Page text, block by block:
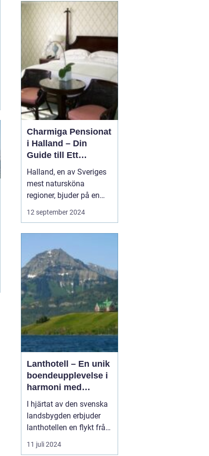
och kulturella
upplevelser. Genom att
välja en resa baserad på
ett tema kan man upp...
Charmiga Pensionat
i Halland – Din
Guide till Ett
Bekymmersfritt
Getaway
Halland, en av Sveriges
mest natursköna
regioner, bjuder på en
perfekt kombination av
idyllisk landsbygd,
dessa vyer finns mysiga
pensionat som erbarkar
besökaren en unik inbli...
12 september 2024
Lanthotell – En unik
boendeupplevelse i
harmoni med
naturen
I hjärtat av den svenska
landsbygden erbjuder
lanthotellen en flykt från
vardagens hektik och en
chans att återupptäcka
11 juli 2024